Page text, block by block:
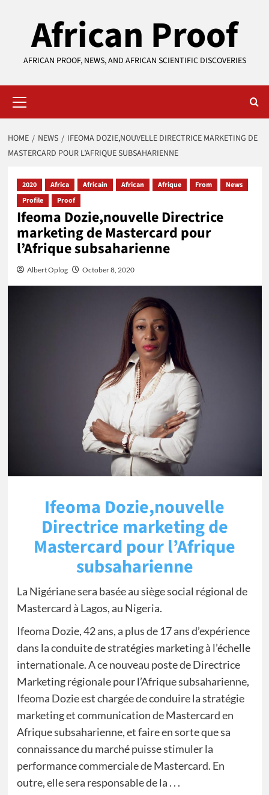
African Proof
AFRICAN PROOF, NEWS, AND AFRICAN SCIENTIFIC DISCOVERIES
Menu
HOME NEWS
IFEOMA DOZIE,NOUVELLE DIRECTRICE MARKETING DE
MASTERCARD POUR L’AFRIQUE SUBSAHARIENNE
2020 Africa Africain African Afrique From
News
Profile
Proof
Ifeoma Dozie,nouvelle Directrice
marketing de Mastercard pour
l’Afrique subsaharienne
Albert Oplog October 8, 2020
Ifeoma Dozie,nouvelle
Directrice marketing de
Mastercard pour l’Afrique
subsaharienne
La Nigériane sera basée au siège social régional de
Mastercard à Lagos, au Nigeria.
Ifeoma Dozie, 42 ans, a plus de 17 ans d’expérience
dans la conduite de stratégies marketing à l’échelle
internationale. A ce nouveau poste de Directrice
Marketing régionale pour l’Afrique subsaharienne,
Ifeoma Dozie est chargée de conduire la stratégie
marketing et communication de Mastercard en
Afrique subsaharienne, et faire en sorte que sa
connaissance du marché puisse stimuler la
performance commerciale de Mastercard. En
outre, elle sera responsable de la . . .